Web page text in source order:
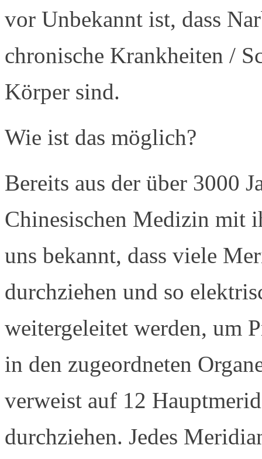
vor Unbekannt ist, dass
chronische Krankheiten /
Körper sind.
Wie ist das möglich?
Bereits aus der über 3000
Chinesischen Medizin mit
uns bekannt, dass viele
durchziehen und so
weitergeleitet werden, um
in den zugeordneten
verweist auf 12
durchziehen. Jedes